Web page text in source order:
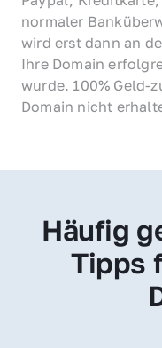
normaler
wird erst dann an
Ihre Domain
wurde. 100% Geld-
Domain nicht
Häufig
Tipps